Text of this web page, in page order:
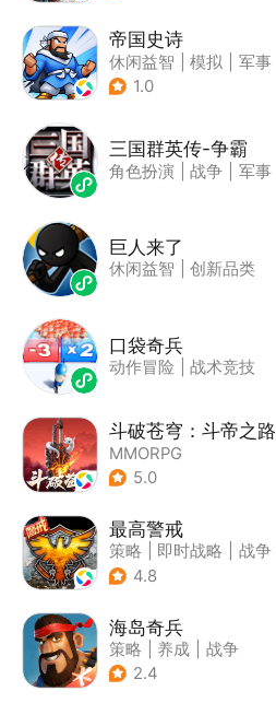
帝国史诗
休闲益智 模拟
军事
| 卡通
1.0
三国群英传-争霸
角色扮演 战争 军事
巨人来了
休闲益智 创新品类
口袋奇兵
动作冒险 战术竞技
斗破苍穹：斗帝之路
MMORPG
5.0
最高警戒
策略 即时战略
战争
| 红警
4.8
海岛奇兵
策略 养成
战争
| Q版
2.4